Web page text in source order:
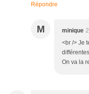
Répondre
M minique
<br /> Je
On va la